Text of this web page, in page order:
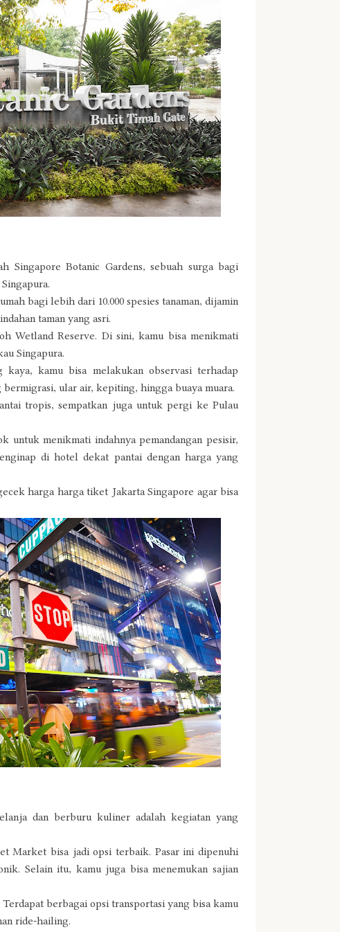
Singapore Botanic Gardens, sebuah surga bagi
bagi lebih dari 10.000 spesies tanaman, dijamin
taman yang asri.
Wetland Reserve. Di sini, kamu bisa menikmati
Singapura.
kamu bisa melakukan observasi terhadap
ular air, kepiting, hingga buaya muara.
tropis, sempatkan juga untuk pergi ke Pulau
untuk menikmati indahnya pemandangan pesisir,
di hotel dekat pantai dengan harga yang
harga harga tiket Jakarta Singapore agar bisa
dan berburu kuliner adalah kegiatan yang
Market bisa jadi opsi terbaik. Pasar ini dipenuhi
Selain itu, kamu juga bisa menemukan sajian
berbagai opsi transportasi yang bisa kamu
ride-hailing.